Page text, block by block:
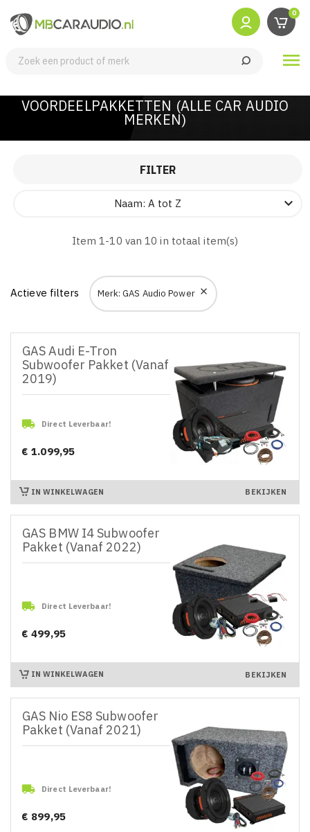
0

VOORDEELPAKKETTEN (ALLE CAR AUDIO
MERKEN)
FILTER
Naam: A tot Z 
Item 1-10 van 10 in totaal item(s)
Actieve filters Merk: GAS Audio Power 
GAS Audi E-Tron
Subwoofer Pakket (Vanaf
2019)
 Direct Leverbaar!
Prijs
€ 1.099,95
IN WINKELWAGEN BEKIJKEN
GAS BMW I4 Subwoofer
Pakket (Vanaf 2022)
 Direct Leverbaar!
Prijs
€ 499,95
IN WINKELWAGEN BEKIJKEN
GAS Nio ES8 Subwoofer
Pakket (Vanaf 2021)
 Direct Leverbaar!
Prijs
€ 899,95